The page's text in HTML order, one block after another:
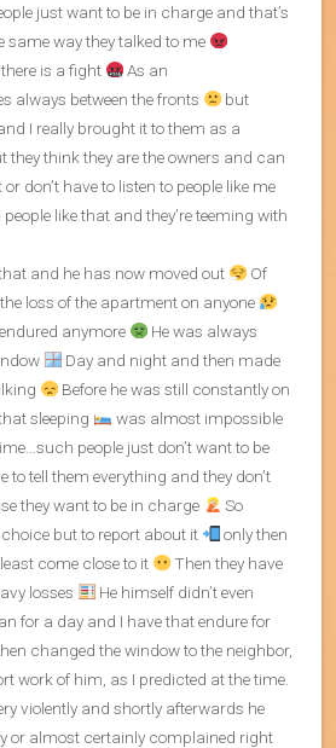
just want to be in charge and that’s
same way they talked to me
is a fight
As an
always between the fronts
but
I really brought it to them as a
they think they are the owners and can
don’t have to listen to people like me
like that and they’re teeming with
and he has now moved out
Of
loss of the apartment on anyone
anymore
He was always
Day and night and then made
Before he was still constantly on
sleeping
was almost impossible
people just don’t want to be
to tell them everything and they don’t
they want to be in charge
‍So
but to report about it
only then
come close to it
Then they have
losses
He himself didn’t even
for a day and I have that endure for
changed the window to the neighbor,
work of him, as I predicted at the time.
violently and shortly afterwards he
or almost certainly complained right